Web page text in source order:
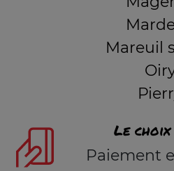
Mareuil
Le choix
Paiement